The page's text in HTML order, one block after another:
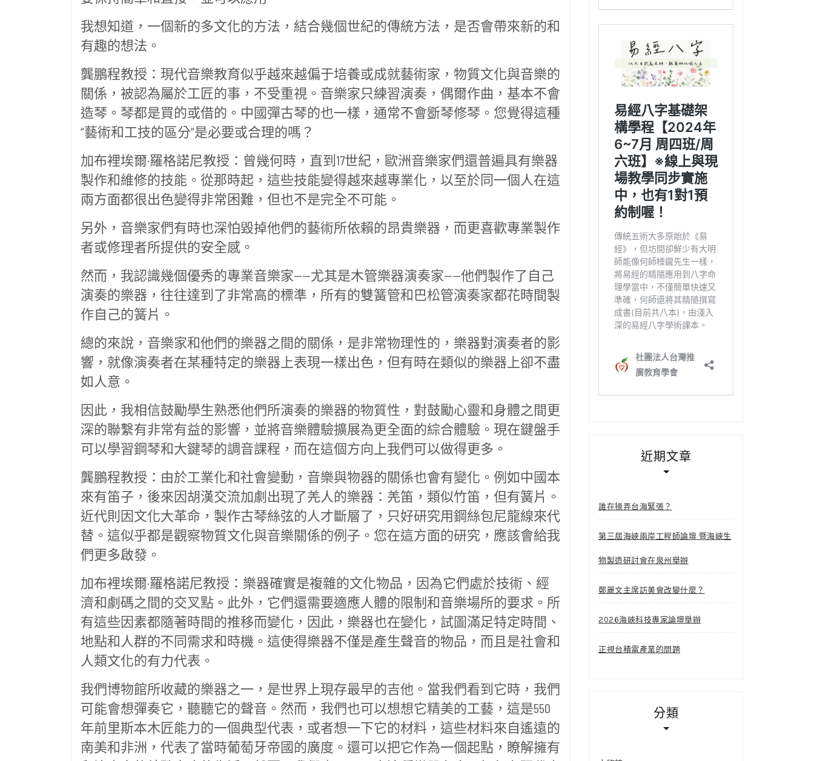
我想知道，一個新的多文化的方法，結合幾個世紀的傳統方法，是否會帶來新的和
有趣的想法。
龔鵬程教授：現代音樂教育似乎越來越偏于培養或成就藝術家，物質文化與音樂的
關係，被認為屬於工匠的事，不受重視。音樂家只練習演奏，偶爾作曲，基本不會
造琴。琴都是買的或借的。中國彈古琴的也一樣，通常不會斵琴修琴。您覺得這種
“藝術和工技的區分”是必要或合理的嗎？
加布裡埃爾·羅格諾尼教授：曾幾何時，直到17世紀，歐洲音樂家們還普遍具有樂器
製作和維修的技能。從那時起，這些技能變得越來越專業化，以至於同一個人在這
兩方面都很出色變得非常困難，但也不是完全不可能。
另外，音樂家們有時也深怕毀掉他們的藝術所依賴的昂貴樂器，而更喜歡專業製作
者或修理者所提供的安全感。
然而，我認識幾個優秀的專業音樂家——尤其是木管樂器演奏家——他們製作了自己
演奏的樂器，往往達到了非常高的標準，所有的雙簧管和巴松管演奏家都花時間製
作自己的簧片。
總的來說，音樂家和他們的樂器之間的關係，是非常物理性的，樂器對演奏者的影
響，就像演奏者在某種特定的樂器上表現一樣出色，但有時在類似的樂器上卻不盡
如人意。
因此，我相信鼓勵學生熟悉他們所演奏的樂器的物質性，對鼓勵心靈和身體之間更
深的聯繫有非常有益的影響，並將音樂體驗擴展為更全面的綜合體驗。現在鍵盤手
可以學習鋼琴和大鍵琴的調音課程，而在這個方向上我們可以做得更多。
龔鵬程教授：由於工業化和社會變動，音樂與物器的關係也會有變化。例如中國本
來有笛子，後來因胡漢交流加劇出現了羌人的樂器：羌笛，類似竹笛，但有簧片。
近代則因文化大革命，製作古琴絲弦的人才斷層了，只好研究用鋼絲包尼龍線來代
替。這似乎都是觀察物質文化與音樂關係的例子。您在這方面的研究，應該會給我
們更多啟發。
加布裡埃爾·羅格諾尼教授：樂器確實是複雜的文化物品，因為它們處於技術、經
濟和劇碼之間的交叉點。此外，它們還需要適應人體的限制和音樂場所的要求。所
有這些因素都隨著時間的推移而變化，因此，樂器也在變化，試圖滿足特定時間、
地點和人群的不同需求和時機。這使得樂器不僅是產生聲音的物品，而且是社會和
人類文化的有力代表。
我們博物館所收藏的樂器之一，是世界上現存最早的吉他。當我們看到它時，我們
可能會想彈奏它，聽聽它的聲音。然而，我們也可以想想它精美的工藝，這是550
年前里斯本木匠能力的一個典型代表，或者想一下它的材料，這些材料來自遙遠的
南美和非洲，代表了當時葡萄牙帝國的廣度。還可以把它作為一個起點，瞭解擁有
近期文章
誰在操弄台海緊張？
第三屆海峽兩岸工程師論壇 暨海峽生
物製造研討會在泉州舉辦
鄭麗文主席訪美會改變什麼？
2026海峽科技專家論壇舉辦
正視台積電產業的問題
分類